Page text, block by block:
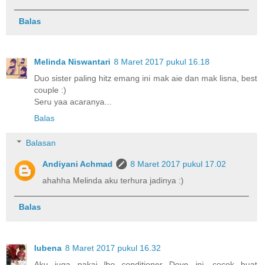
Balas
Melinda Niswantari 8 Maret 2017 pukul 16.18
Duo sister paling hitz emang ini mak aie dan mak lisna, best
couple :)
Seru yaa acaranya...
Balas
Balasan
Andiyani Achmad
8 Maret 2017 pukul 17.02
ahahha Melinda aku terhura jadinya :)
Balas
lubena 8 Maret 2017 pukul 16.32